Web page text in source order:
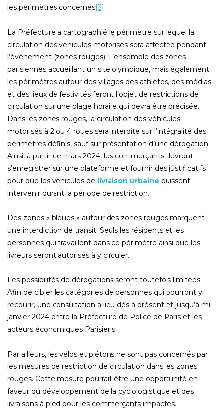
les périmètres concernés[3].
La Préfecture a cartographié le périmètre sur lequel la
circulation des véhicules motorisés sera affectée pendant
l’événement (zones rouges). L’ensemble des zones
parisiennes accueillant un site olympique, mais également
les périmètres autour des villages des athlètes, des médias
et des lieux de festivités feront l’objet de restrictions de
circulation sur une plage horaire qui devra être précisée.
Dans les zones rouges, la circulation des véhicules
motorisés à 2 ou 4 roues sera interdite sur l’intégralité des
périmètres définis, sauf sur présentation d’une dérogation.
Ainsi, à partir de mars 2024, les commerçants devront
s’enregistrer sur une plateforme et fournir des justificatifs
pour que les véhicules de livraison urbaine puissent
intervenir durant la période de restriction.
Des zones « bleues » autour des zones rouges marquent
une interdiction de transit. Seuls les résidents et les
personnes qui travaillent dans ce périmètre ainsi que les
livreurs seront autorisés à y circuler.
Les possibilités de dérogations seront toutefois limitées.
Afin de cibler les catégories de personnes qui pourront y
recourir, une consultation a lieu dès à présent et jusqu’à mi-
janvier 2024 entre la Préfecture de Police de Paris et les
acteurs économiques Parisiens.
Par ailleurs, les vélos et piétons ne sont pas concernés par
les mesures de restriction de circulation dans les zones
rouges. Cette mesure pourrait être une opportunité en
faveur du développement de la cyclologistique et des
livraisons à pied pour les commerçants impactés.